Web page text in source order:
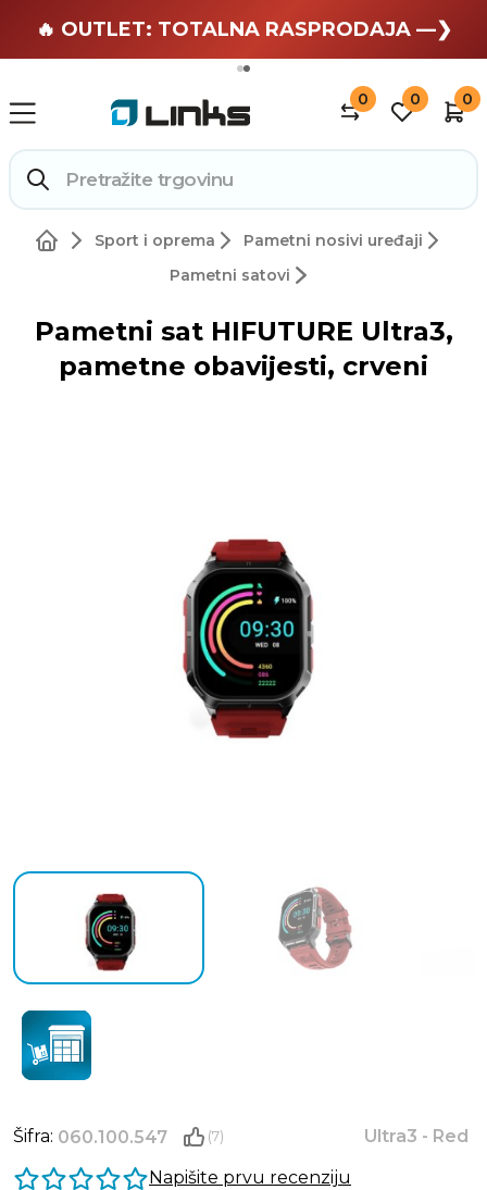
🏄 Zaslužuješ odmor —❯
🔥 OUTLET: TOTALNA RASPRODAJA —❯
0 0 0
Sport i oprema
Pametni nosivi uređaji
Pametni satovi
Pametni sat HIFUTURE Ultra3,
pametne obavijesti, crveni
Šifra: 060.100.547 (7)
Ultra3 - Red
Napišite prvu recenziju